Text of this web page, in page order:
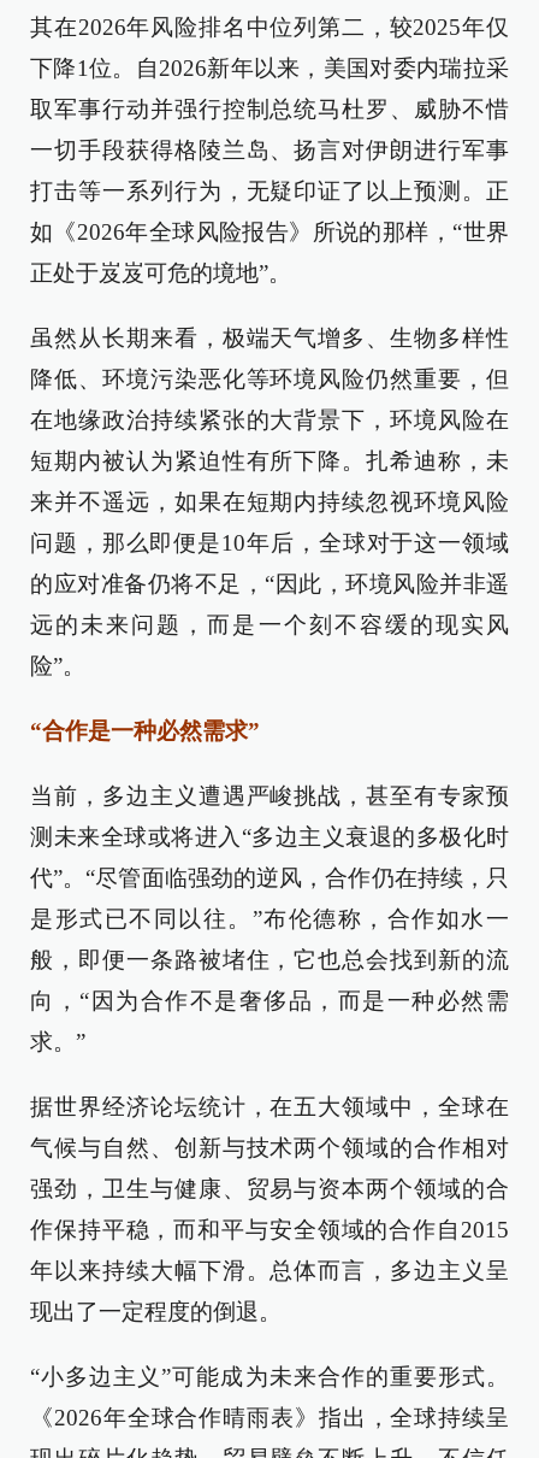
其在2026年风险排名中位列第二，较2025年仅
下降1位。自2026新年以来，美国对委内瑞拉采
取军事行动并强行控制总统马杜罗、威胁不惜
一切手段获得格陵兰岛、扬言对伊朗进行军事
打击等一系列行为，无疑印证了以上预测。正
如《2026年全球风险报告》所说的那样，“世界
正处于岌岌可危的境地”。
虽然从长期来看，极端天气增多、生物多样性
降低、环境污染恶化等环境风险仍然重要，但
在地缘政治持续紧张的大背景下，环境风险在
短期内被认为紧迫性有所下降。扎希迪称，未
来并不遥远，如果在短期内持续忽视环境风险
问题，那么即便是10年后，全球对于这一领域
的应对准备仍将不足，“因此，环境风险并非遥
远的未来问题，而是一个刻不容缓的现实风
险”。
“合作是一种必然需求”
当前，多边主义遭遇严峻挑战，甚至有专家预
测未来全球或将进入“多边主义衰退的多极化时
代”。“尽管面临强劲的逆风，合作仍在持续，只
是形式已不同以往。”布伦德称，合作如水一
般，即便一条路被堵住，它也总会找到新的流
向，“因为合作不是奢侈品，而是一种必然需
求。”
据世界经济论坛统计，在五大领域中，全球在
气候与自然、创新与技术两个领域的合作相对
强劲，卫生与健康、贸易与资本两个领域的合
作保持平稳，而和平与安全领域的合作自2015
年以来持续大幅下滑。总体而言，多边主义呈
现出了一定程度的倒退。
“小多边主义”可能成为未来合作的重要形式。
《2026年全球合作晴雨表》指出，全球持续呈